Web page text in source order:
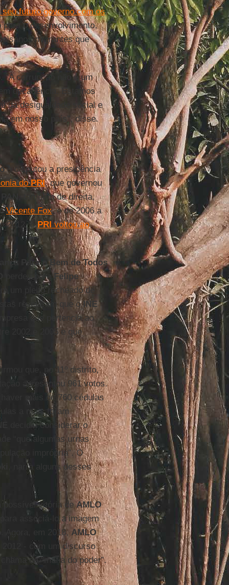
seu futuro governo com os
o desenvolvimento,
migrantes que
"A corrupção não é um
decadência. Estamos
da desigualdade social e
em nosso país", disse.
e disputou a presidência
doPRI, que governou
PAN
, também de direita,
Vicente Fox, e de 2006 a
2012, o PRI voltou ao
Para o Bem de Todos
perdeu paraFelipe
um pleito recheado de
revelaram que oINE
que pertencia ao
2002 e 2005 e que
que, no 11º distrito,
apresentou 961 votos.
mais de 760 cédulas
a mais foram
decidiu considerar o
“que algumas urnas
imprópria”. O
, narra alguns desses
possível vitória deAMLO
associá-lo a imagem
. Agora, em 2018, AMLO
- com um discurso
de “máfia do poder”.